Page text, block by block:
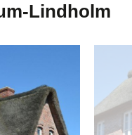
Lindholm